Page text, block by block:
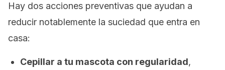
Hay dos acciones preventivas que ayudan a
reducir notablemente la suciedad que entra en
casa:
Cepillar a tu mascota con regularidad,